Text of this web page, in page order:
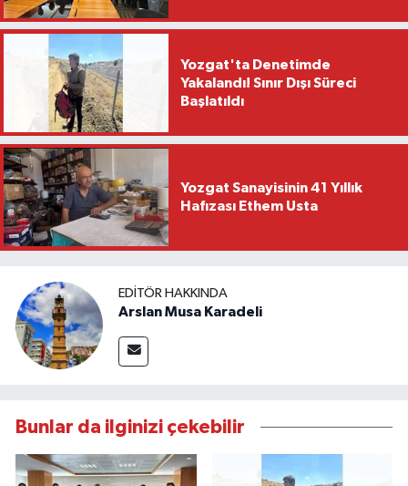
Yozgat'ta Denetimde
Yakalandı! Sınır Dışı Süreci
Başlatıldı
Yozgat Sanayisinin 41 Yıllık
Hafızası Ethem Usta
EDITÖR HAKKINDA
Arslan Musa Karadeli
Bunlar da ilginizi çekebilir